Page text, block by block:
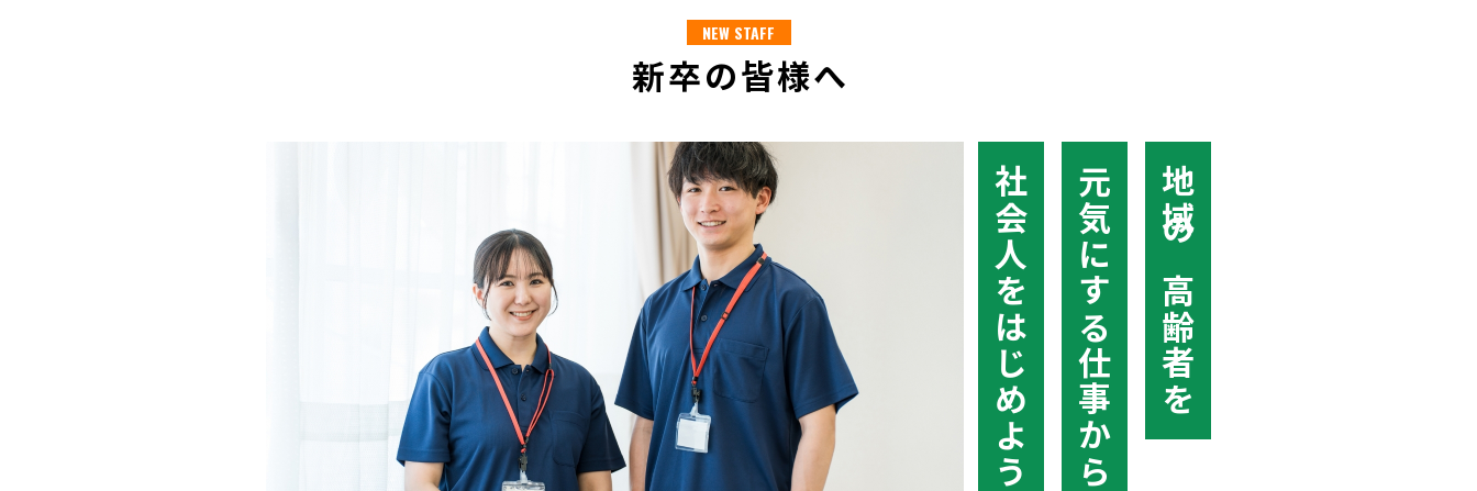
NEW STAFF
新卒の皆様へ
地域の高齢者を
元気にする仕事から
社会人をはじめよう